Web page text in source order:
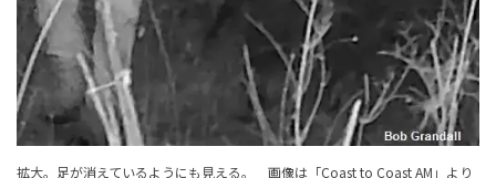
拡大。足が消えているようにも見える。 画像は「Coast to Coast AM 」より